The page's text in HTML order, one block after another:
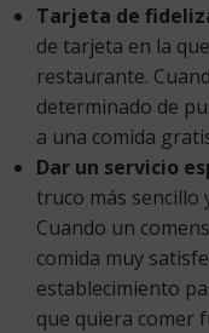
Tarjeta de
de tarjeta en la
restaurante.
determinado de
a una comida
Dar un servicio
truco más sencillo
Cuando un
comida muy
establecimiento
que quiera comer